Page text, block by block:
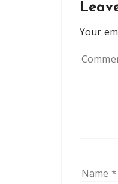
Your
Name *